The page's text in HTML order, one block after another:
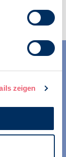
zeigen
in
ihrer
beruflichen